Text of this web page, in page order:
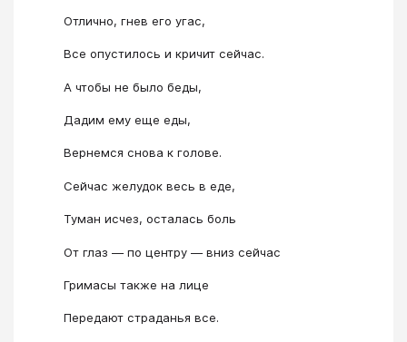
Отлично, гнев его угас,
Все опустилось и кричит сейчас.
А чтобы не было беды,
Дадим ему еще еды,
Вернемся снова к голове.
Сейчас желудок весь в еде,
Туман исчез, осталась боль
От глаз ― по центру ― вниз сейчас
Гримасы также на лице
Передают страданья все.